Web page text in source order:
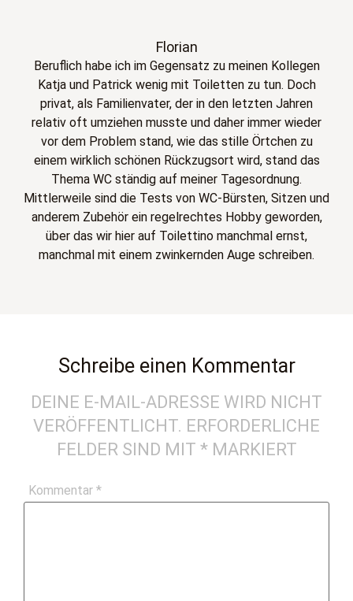
Florian
Beruflich habe ich im Gegensatz zu meinen Kollegen
Katja und Patrick wenig mit Toiletten zu tun. Doch
privat, als Familienvater, der in den letzten Jahren
relativ oft umziehen musste und daher immer wieder
vor dem Problem stand, wie das stille Örtchen zu
einem wirklich schönen Rückzugsort wird, stand das
Thema WC ständig auf meiner Tagesordnung.
Mittlerweile sind die Tests von WC-Bürsten, Sitzen und
anderem Zubehör ein regelrechtes Hobby geworden,
über das wir hier auf Toilettino manchmal ernst,
manchmal mit einem zwinkernden Auge schreiben.
Schreibe einen Kommentar
DEINE E-MAIL-ADRESSE WIRD NICHT
VERÖFFENTLICHT. ERFORDERLICHE
FELDER SIND MIT *MARKIERT
Kommentar *